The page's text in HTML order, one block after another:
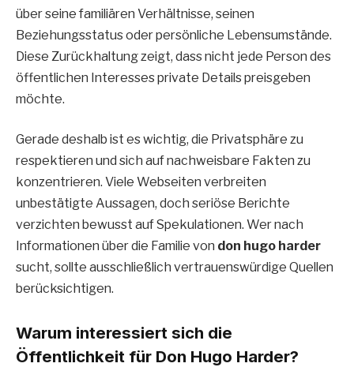
über seine familiären Verhältnisse, seinen
Beziehungsstatus oder persönliche Lebensumstände.
Diese Zurückhaltung zeigt, dass nicht jede Person des
öffentlichen Interesses private Details preisgeben
möchte.
Gerade deshalb ist es wichtig, die Privatsphäre zu
respektieren und sich auf nachweisbare Fakten zu
konzentrieren. Viele Webseiten verbreiten
unbestätigte Aussagen, doch seriöse Berichte
verzichten bewusst auf Spekulationen. Wer nach
Informationen über die Familie von don hugo harder
sucht, sollte ausschließlich vertrauenswürdige Quellen
berücksichtigen.
Warum interessiert sich die
Öffentlichkeit für Don Hugo Harder?